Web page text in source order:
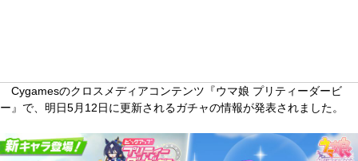
Cygamesのクロスメディアコンテンツ『ウマ娘 プリティーダービ
ー』で、明日5月12日に更新されるガチャの情報が発表されました。